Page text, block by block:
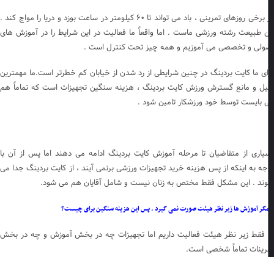
در برخی روزهای تمرینی ، باد می تواند تا ۶۰ کیلومتر در ساعت بوزد و دریا را مواج کند .
طبیعت رشته ورزشی ماست . اما واقعاً ما فعالیت در این شرایط را در آموزش های
و تخصصی می آموزیم و همه چیز تحت کنترل است .
ما کایت بردینگ در چنین شرایطی از رد شدن از خیابان کم خطرتر است.ما مهمترین
و مانع گسترش ورزش کایت بردینگ ، هزینه سنگین تجهیزات است که تماماً هم
بایست توسط خود ورزشکار تامین شود .
از متقاضیان تا مرحله آموزش کایت بردینگ ادامه می دهند اما پس از آن با
به اینکه از پس هزینه خرید تجهیزات ورزشی برنمی آیند ، از کایت بردینگ جدا می
. این مشکل فقط مختص به زنان نیست و شامل آقایان هم می شود.
آموزش ها زیر نظر هیئت صورت نمی گیرد . پس این هزینه سنگین برای چیست؟
فقط زیر نظر هیئت فعالیت داریم اما تجهیزات چه در بخش آموزش و چه در بخش
تماماً شخصی است.